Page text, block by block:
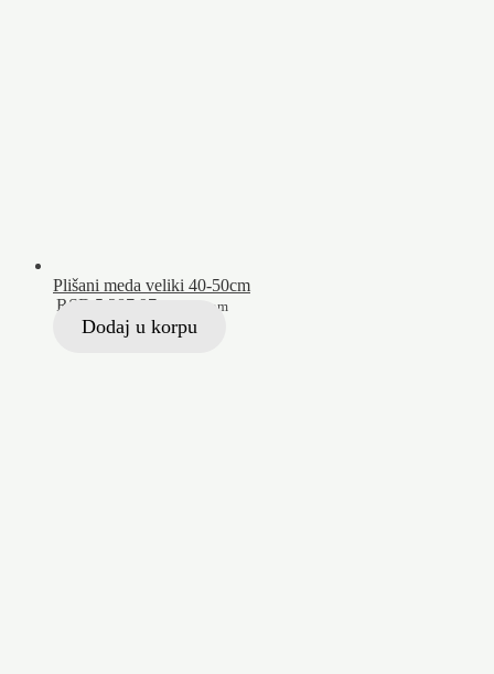
Plišani meda veliki 40-50cm
RSD 5.287,97 Sa PDV-om
Dodaj u korpu